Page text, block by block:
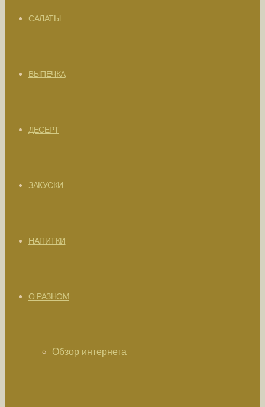
САЛАТЫ
ВЫПЕЧКА
ДЕСЕРТ
ЗАКУСКИ
НАПИТКИ
О РАЗНОМ
Обзор интернета